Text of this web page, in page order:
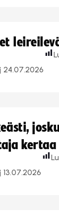
24.07.2026
13.07.2026